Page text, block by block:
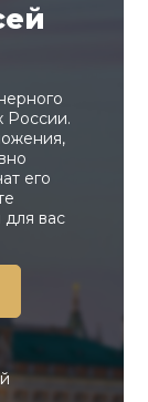
России.
его
вас